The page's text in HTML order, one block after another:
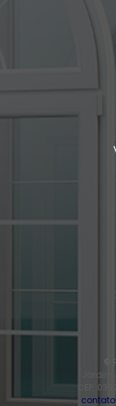
CEP: